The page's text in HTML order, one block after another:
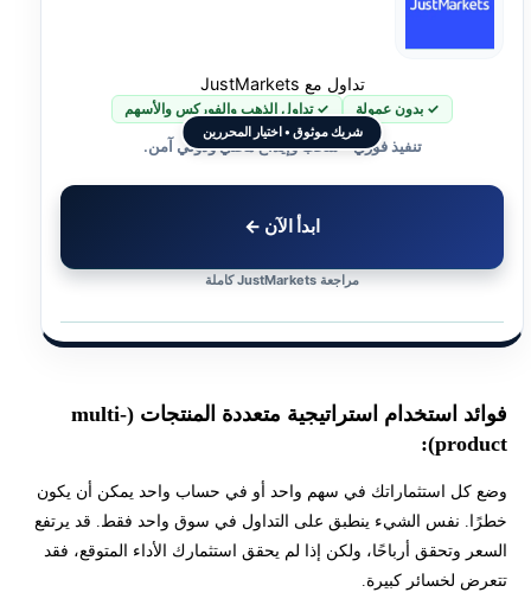
شريك موثوق • اختيار المحررين
تداول مع JustMarkets
✓ بدون عمولة ✓ تداول الذهب والفوركس والأسهم
تنفيذ فوري • سحب وإيداع محلي ودولي آمن.
ابدأ الآن ←
مراجعة JustMarkets كاملة
فوائد استخدام استراتيجية متعددة المنتجات (multi-
product):
وضع كل استثماراتك في سهم واحد أو في حساب واحد يمكن أن يكون
خطرًا. نفس الشيء ينطبق على التداول في سوق واحد فقط. قد يرتفع
السعر وتحقق أرباحًا، ولكن إذا لم يحقق استثمارك الأداء المتوقع، فقد
تتعرض لخسائر كبيرة.